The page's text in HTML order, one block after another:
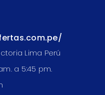
Lima Perú
a 5:45 pm.